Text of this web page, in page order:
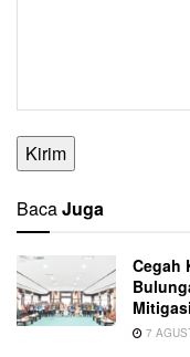
Kirim
BacaJuga
Cegah
7